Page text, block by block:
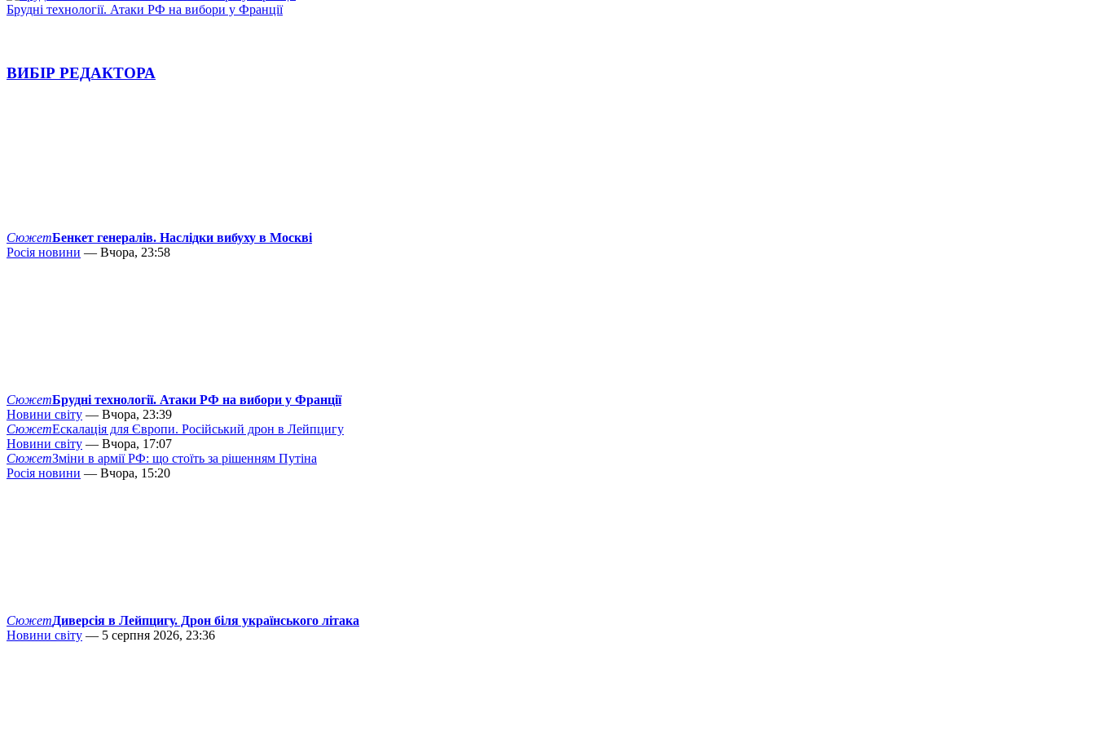
Брудні технології. Атаки РФ на вибори у Франції
ВИБІР РЕДАКТОРА
СюжетБенкет генералів. Наслідки вибуху в Москві
Росія новини — Вчора, 23:58
СюжетБрудні технології. Атаки РФ на вибори у Франції
Новини світу — Вчора, 23:39
СюжетЕскалація для Європи. Російський дрон в Лейпцигу
Новини світу — Вчора, 17:07
СюжетЗміни в армії РФ: що стоїть за рішенням Путіна
Росія новини — Вчора, 15:20
СюжетДиверсія в Лейпцигу. Дрон біля українського літака
Новини світу — 5 серпня 2026, 23:36